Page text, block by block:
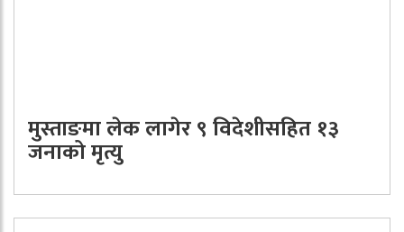
मुस्ताङमा लेक लागेर ९ विदेशीसहित १३
जनाको मृत्यु